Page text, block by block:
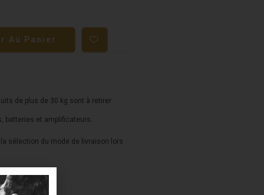
Au Panier
de plus de 30 kg sont à retirer
batteries et amplificateurs.
sélection du mode de livraison lors